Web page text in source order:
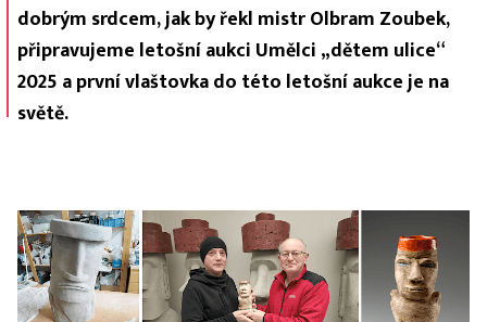
dobrým srdcem, jak by řekl mistr Olbram Zoubek,
připravujeme letošní aukci Umělci „dětem ulice“
2025 a první vlaštovka do této letošní aukce je na
světě.